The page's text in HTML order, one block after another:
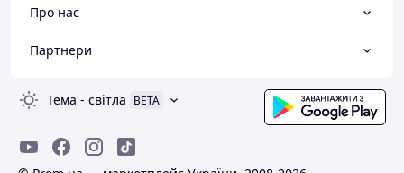
Про нас
Партнери
Тема - світла BETA